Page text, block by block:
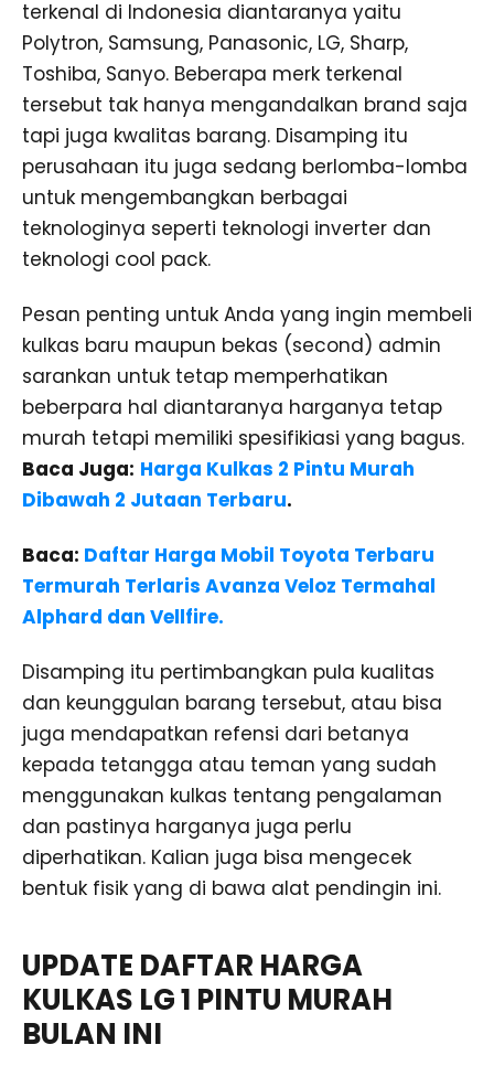
terkenal di Indonesia diantaranya yaitu
Polytron, Samsung, Panasonic, LG, Sharp,
Toshiba, Sanyo. Beberapa merk terkenal
tersebut tak hanya mengandalkan brand saja
tapi juga kwalitas barang. Disamping itu
perusahaan itu juga sedang berlomba-lomba
untuk mengembangkan berbagai
teknologinya seperti teknologi inverter dan
teknologi cool pack.
Pesan penting untuk Anda yang ingin membeli
kulkas baru maupun bekas (second) admin
sarankan untuk tetap memperhatikan
beberpara hal diantaranya harganya tetap
murah tetapi memiliki spesifikiasi yang bagus.
Baca Juga: Harga Kulkas 2 Pintu Murah
Dibawah 2 Jutaan Terbaru.
Baca: Daftar Harga Mobil Toyota Terbaru
Termurah Terlaris Avanza Veloz Termahal
Alphard dan Vellfire.
Disamping itu pertimbangkan pula kualitas
dan keunggulan barang tersebut, atau bisa
juga mendapatkan refensi dari betanya
kepada tetangga atau teman yang sudah
menggunakan kulkas tentang pengalaman
dan pastinya harganya juga perlu
diperhatikan. Kalian juga bisa mengecek
bentuk fisik yang di bawa alat pendingin ini.
UPDATE DAFTAR HARGA
KULKAS LG 1 PINTU MURAH
BULAN INI